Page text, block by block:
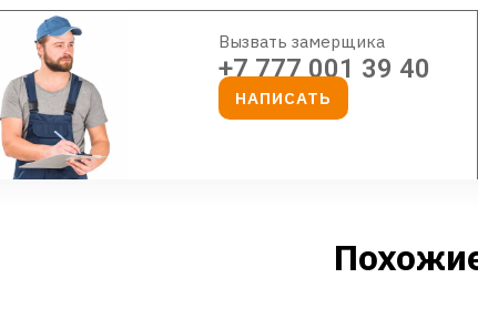
Вызвать замерщика
+7 777 001 39 40
НАПИСАТЬ